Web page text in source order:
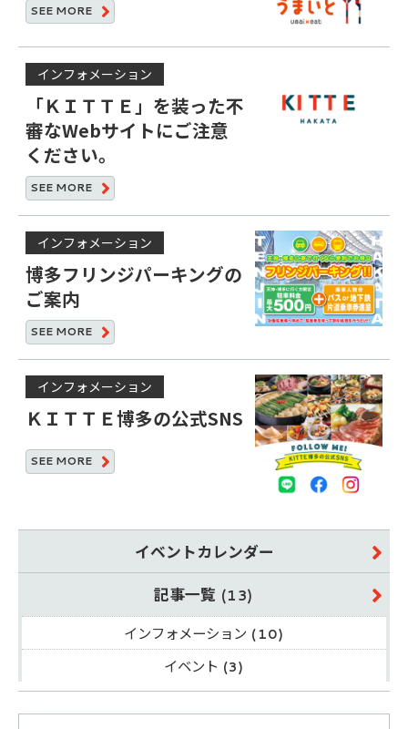
SEE MORE
インフォメーション
「ＫＩＴＴＥ」を装った不
審なWebサイトにご注意
ください。
SEE MORE
インフォメーション
博多フリンジパーキングの
ご案内
SEE MORE
インフォメーション
ＫＩＴＴＥ博多の公式SNS
SEE MORE
イベントカレンダー
記事一覧 (13)
インフォメーション (10)
イベント (3)